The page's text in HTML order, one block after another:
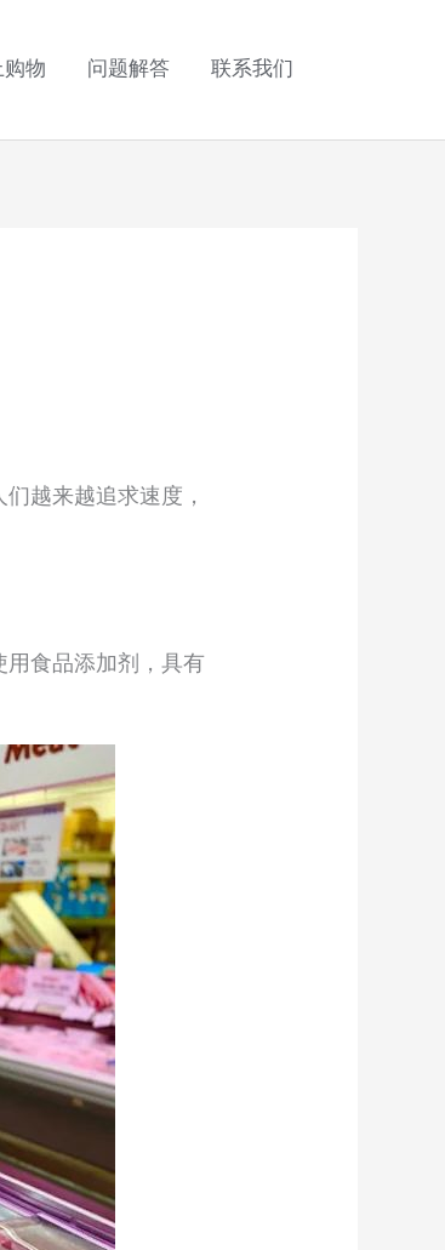
物 问题解答 联系我们
越来越追求速度，
食品添加剂，具有